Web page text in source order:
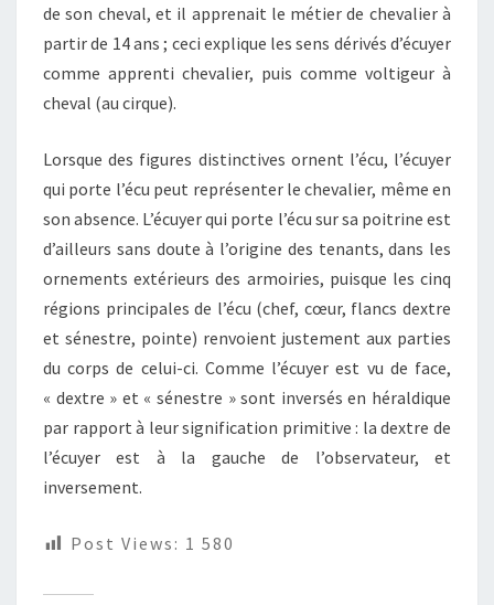
de son cheval, et il apprenait le métier de chevalier à
partir de 14 ans ; ceci explique les sens dérivés d’écuyer
comme apprenti chevalier, puis comme voltigeur à
cheval (au cirque).
Lorsque des figures distinctives ornent l’écu, l’écuyer
qui porte l’écu peut représenter le chevalier, même en
son absence. L’écuyer qui porte l’écu sur sa poitrine est
d’ailleurs sans doute à l’origine des tenants, dans les
ornements extérieurs des armoiries, puisque les cinq
régions principales de l’écu (chef, cœur, flancs dextre
et sénestre, pointe) renvoient justement aux parties
du corps de celui-ci. Comme l’écuyer est vu de face,
« dextre » et « sénestre » sont inversés en héraldique
par rapport à leur signification primitive : la dextre de
l’écuyer est à la gauche de l’observateur, et
inversement.
Post Views: 1 580